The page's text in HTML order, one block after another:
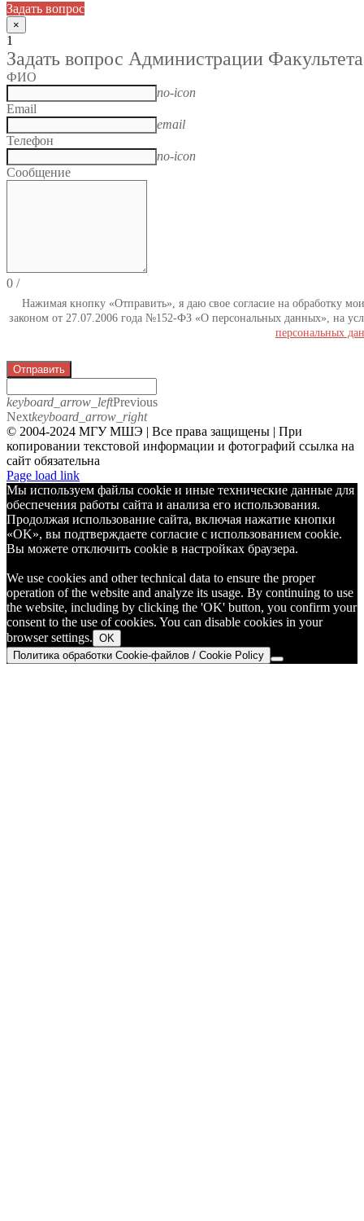
Задать вопрос
×
1
Задать вопрос Администрации Факультета
ФИО
no-icon
Email
email
Телефон
no-icon
Сообщение
0 /
Нажимая кнопку «Отправить», я даю свое согласие на обработку
законом от 27.07.2006 года №152-ФЗ «О персональных данных», на
персональных
Отправить
keyboard_arrow_leftPrevious
Nextkeyboard_arrow_right
© 2004-2024 МГУ МШЭ | Все права защищены | При
копировании текстовой информации и фотографий ссылка на
сайт обязательна
Telegram
Page load link
Мы используем файлы cookie и иные технические данные для
обеспечения работы сайта и анализа его использования.
Продолжая использование сайта, включая нажатие кнопки
«OK», вы подтверждаете согласие с использованием cookie.
Вы можете отключить cookie в настройках браузера.
We use cookies and other technical data to ensure the proper
operation of the website and analyze its usage. By continuing to use
the website, including by clicking the 'OK' button, you confirm your
consent to the use of cookies. You can disable cookies in your
browser settings. OK
Политика обработки Cookie-файлов / Cookie Policy